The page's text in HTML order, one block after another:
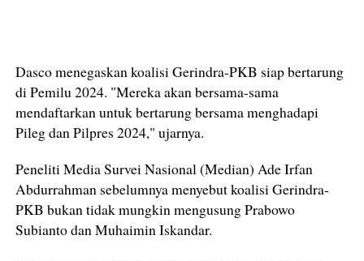
Dasco menegaskan koalisi Gerindra-PKB siap bertarung
di Pemilu 2024. "Mereka akan bersama-sama
mendaftarkan untuk bertarung bersama menghadapi
Pileg dan Pilpres 2024," ujarnya.
Peneliti Media Survei Nasional (Median) Ade Irfan
Abdurrahman sebelumnya menyebut koalisi Gerindra-
PKB bukan tidak mungkin mengusung Prabowo
Subianto dan Muhaimin Iskandar.